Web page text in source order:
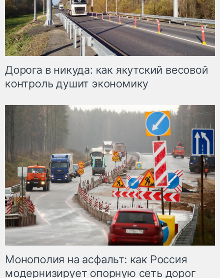
Дорога в никуда: как якутский весовой
контроль душит экономику
Монополия на асфальт: как Россия
модернизирует опорную сеть дорог